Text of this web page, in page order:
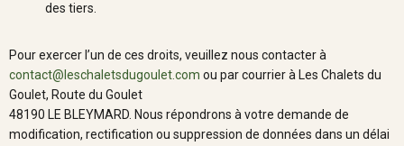
des tiers.
Pour exercer l’un de ces droits, veuillez nous contacter à
contact@leschaletsdugoulet.com ou par courrier à Les Chalets du
Goulet, Route du Goulet
48190 LE BLEYMARD. Nous répondrons à votre demande de
modification, rectification ou suppression de données dans un délai